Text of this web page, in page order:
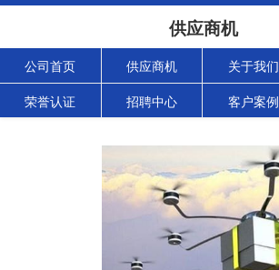
供应商机
公司首页 供应商机 关于我们
荣誉认证 招聘中心 客户案例